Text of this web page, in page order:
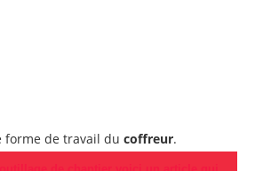
forme de travail du coffreur.